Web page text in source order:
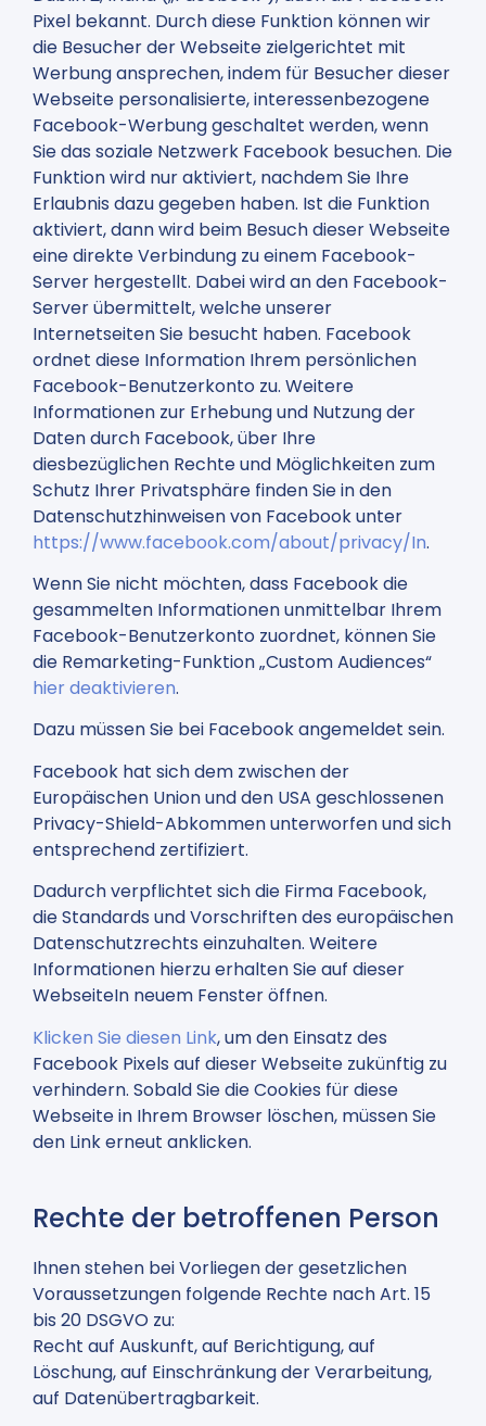
Pixel bekannt. Durch diese Funktion können wir
die Besucher der Webseite zielgerichtet mit
Werbung ansprechen, indem für Besucher dieser
Webseite personalisierte, interessenbezogene
Facebook-Werbung geschaltet werden, wenn
Sie das soziale Netzwerk Facebook besuchen. Die
Funktion wird nur aktiviert, nachdem Sie Ihre
Erlaubnis dazu gegeben haben. Ist die Funktion
aktiviert, dann wird beim Besuch dieser Webseite
eine direkte Verbindung zu einem Facebook-
Server hergestellt. Dabei wird an den Facebook-
Server übermittelt, welche unserer
Internetseiten Sie besucht haben. Facebook
ordnet diese Information Ihrem persönlichen
Facebook-Benutzerkonto zu. Weitere
Informationen zur Erhebung und Nutzung der
Daten durch Facebook, über Ihre
diesbezüglichen Rechte und Möglichkeiten zum
Schutz Ihrer Privatsphäre finden Sie in den
Datenschutzhinweisen von Facebook unter
https://www.facebook.com/about/privacy/In.
Wenn Sie nicht möchten, dass Facebook die
gesammelten Informationen unmittelbar Ihrem
Facebook-Benutzerkonto zuordnet, können Sie
die Remarketing-Funktion „Custom Audiences“
hier deaktivieren.
Dazu müssen Sie bei Facebook angemeldet sein.
Facebook hat sich dem zwischen der
Europäischen Union und den USA geschlossenen
Privacy-Shield-Abkommen unterworfen und sich
entsprechend zertifiziert.
Dadurch verpflichtet sich die Firma Facebook,
die Standards und Vorschriften des europäischen
Datenschutzrechts einzuhalten. Weitere
Informationen hierzu erhalten Sie auf dieser
WebseiteIn neuem Fenster öffnen.
Klicken Sie diesen Link, um den Einsatz des
Facebook Pixels auf dieser Webseite zukünftig zu
verhindern. Sobald Sie die Cookies für diese
Webseite in Ihrem Browser löschen, müssen Sie
den Link erneut anklicken.
Rechte der betroffenen Person
Ihnen stehen bei Vorliegen der gesetzlichen
Voraussetzungen folgende Rechte nach Art. 15
bis 20 DSGVO zu:
Recht auf Auskunft, auf Berichtigung, auf
Löschung, auf Einschränkung der Verarbeitung,
auf Datenübertragbarkeit.